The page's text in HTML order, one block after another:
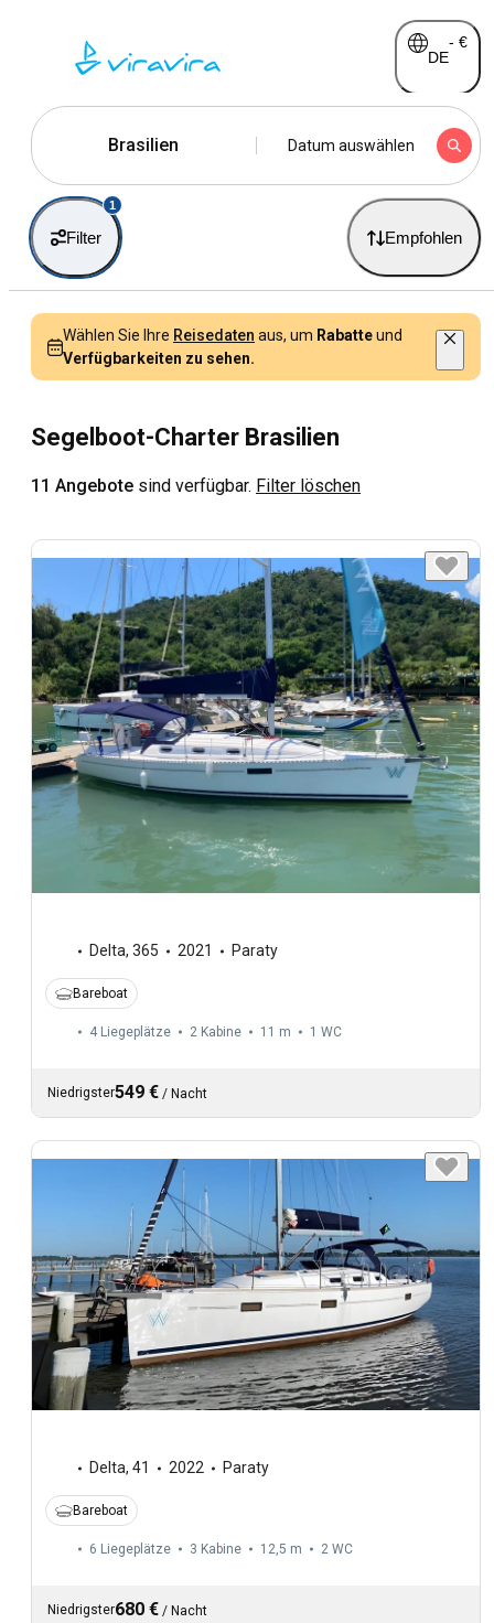
DE
- €
Brasilien Datum auswählen
Filter
1
Empfohlen
Wählen Sie Ihre Reisedaten aus, um Rabatteund
Verfügbarkeiten zu sehen.
Segelboot-Charter Brasilien
11 Angebote sind verfügbar. Filter löschen
Delta, 365 2021 Paraty
Bareboat
4 Liegeplätze 2 Kabine 11 m 1 WC
Niedrigster549 € / Nacht
Delta, 41 2022 Paraty
Bareboat
6 Liegeplätze 3 Kabine 12,5 m 2 WC
Niedrigster680 € / Nacht